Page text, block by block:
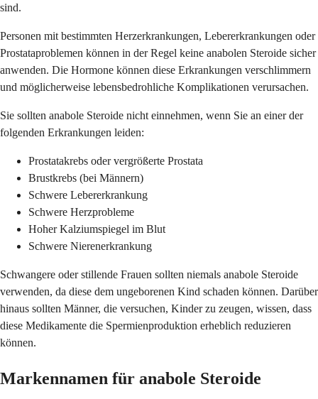
sind.
Personen mit bestimmten Herzerkrankungen, Lebererkrankungen oder
Prostataproblemen können in der Regel keine anabolen Steroide sicher
anwenden. Die Hormone können diese Erkrankungen verschlimmern
und möglicherweise lebensbedrohliche Komplikationen verursachen.
Sie sollten anabole Steroide nicht einnehmen, wenn Sie an einer der
folgenden Erkrankungen leiden:
Prostatakrebs oder vergrößerte Prostata
Brustkrebs (bei Männern)
Schwere Lebererkrankung
Schwere Herzprobleme
Hoher Kalziumspiegel im Blut
Schwere Nierenerkrankung
Schwangere oder stillende Frauen sollten niemals anabole Steroide
verwenden, da diese dem ungeborenen Kind schaden können. Darüber
hinaus sollten Männer, die versuchen, Kinder zu zeugen, wissen, dass
diese Medikamente die Spermienproduktion erheblich reduzieren
können.
Markennamen für anabole Steroide